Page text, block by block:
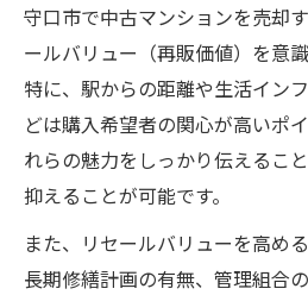
守口市で中古マンションを売却
ールバリュー（再販価値）を意
特に、駅からの距離や生活イン
どは購入希望者の関心が高いポ
れらの魅力をしっかり伝えるこ
抑えることが可能です。
また、リセールバリューを高め
長期修繕計画の有無、管理組合